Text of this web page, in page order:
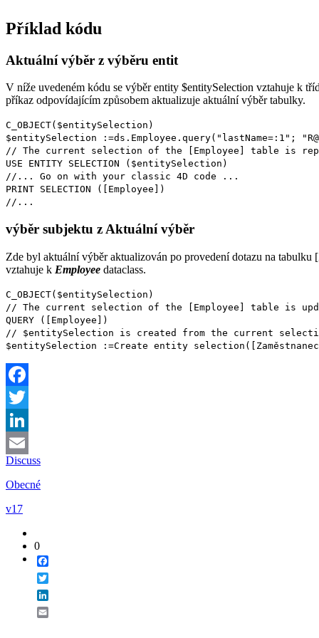
Příklad kódu
Aktuální výběr z výběru entit
V níže uvedeném kódu se výběr entity $entitySelection vztahuje k
příkaz odpovídajícím způsobem aktualizuje aktuální výběr tabulky.
C_OBJECT( $entitySelection )
$entitySelection :=ds . Employee . query("lastName=:1";
// The current selection of the [Employee] table is
USE ENTITY SELECTION ( $entitySelection )
//... Go on with your classic 4D code ...
PRINT SELECTION ( [Employee]
)
//...
výběr subjektu z Aktuální výběr
Zde byl aktuální výběr aktualizován po provedení dotazu na tabulku
vztahuje k Employee dataclass.
C_OBJECT( $entitySelection )
// The current selection of the [Employee] table is
QUERY ( [Employee] )
// $entitySelection is created from the current
$entitySelection :=Create entity selection
Facebook
Twitter
LinkedIn
Email
Discuss
Obecné
v17
0